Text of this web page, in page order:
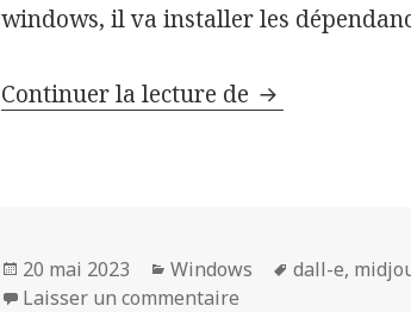
windows, il va installer les
Continuer la lecture de Créer une
Publié
le
20 mai 2023 Catégories
Windows
Mots-
dall-e,
Laisser un commentaire